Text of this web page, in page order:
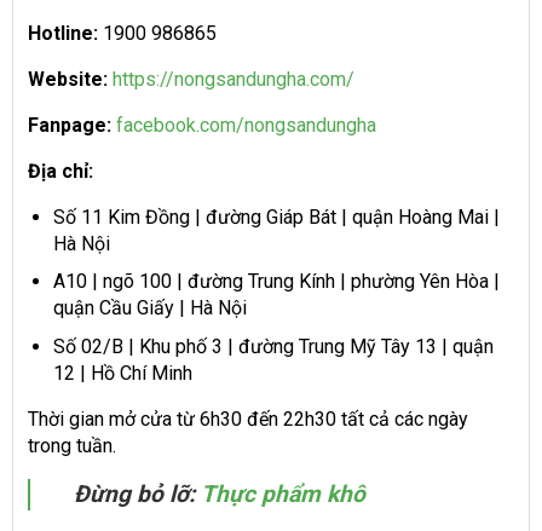
Hotline: 1900 986865
Website: https://nongsandungha.com/
Fanpage: facebook.com/nongsandungha
Địa chỉ:
Số 11 Kim Đồng | đường Giáp Bát | quận Hoàng Mai |
Hà Nội
A10 | ngõ 100 | đường Trung Kính | phường Yên Hòa |
quận Cầu Giấy | Hà Nội
Số 02/B | Khu phố 3 | đường Trung Mỹ Tây 13 | quận
12 | Hồ Chí Minh
Thời gian mở cửa từ 6h30 đến 22h30 tất cả các ngày
trong tuần.
Đừng bỏ lỡ: Thực phẩm khô